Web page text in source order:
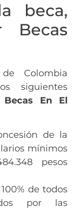
beca,
Becas
Colombia
siguientes
Becas En El
de la
mínimos
pesos
de todos
por las